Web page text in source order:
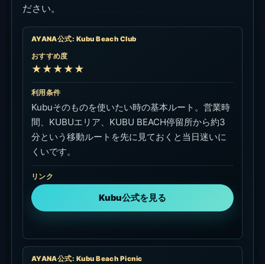
ださい。
AYANA公式: Kubu Beach Club
おすすめ度
★★★★★
利用条件
Kubuそのものを使いたい時の基本ルート。営業時
間、KUBUエリア、KUBU BEACH停留所から約3
分という移動ルートを先に見ておくと当日迷いに
くいです。
リンク
Kubu公式を見る
AYANA公式: Kubu Beach Picnic